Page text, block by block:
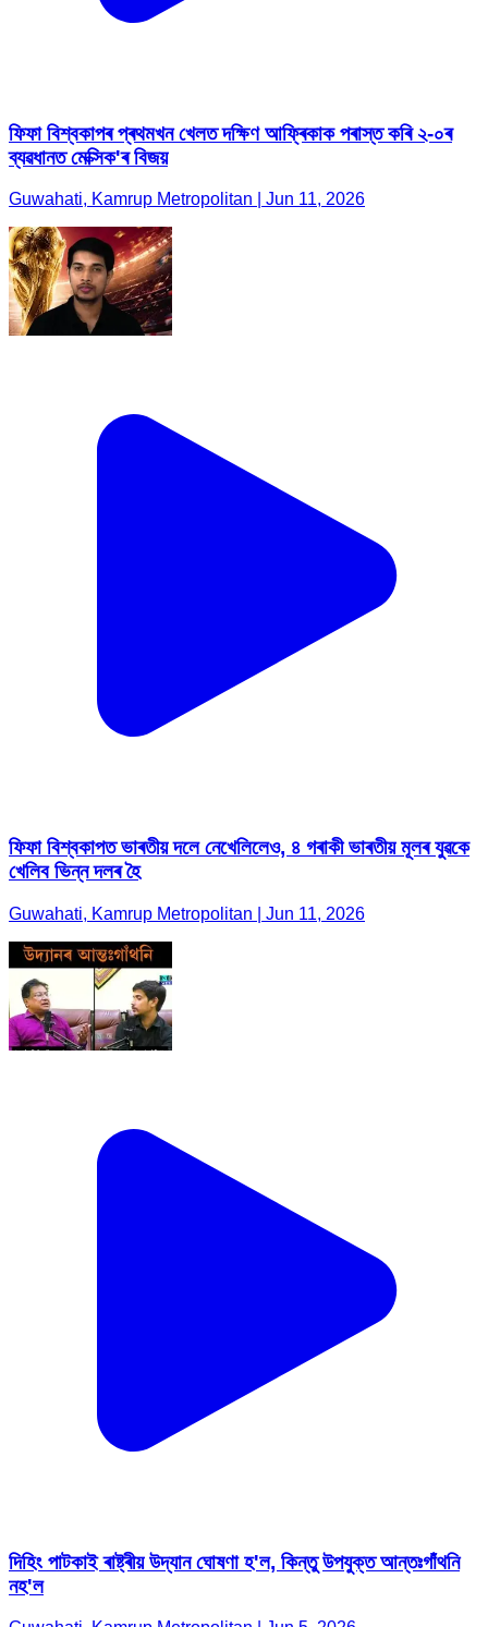
ফিফা বিশ্বকাপৰ প্ৰথমখন খেলত দক্ষিণ আফ্ৰিকাক পৰাস্ত কৰি ২-০ৰ
ব্যৱধানত মেক্সিক'ৰ বিজয়
Guwahati, Kamrup Metropolitan | Jun 11, 2026
ফিফা বিশ্বকাপত ভাৰতীয় দলে নেখেলিলেও, ৪ গৰাকী ভাৰতীয় মূলৰ যুৱকে
খেলিব ভিন্ন দলৰ হৈ
Guwahati, Kamrup Metropolitan | Jun 11, 2026
দিহিং পাটকাই ৰাষ্ট্ৰীয় উদ্যান ঘোষণা হ'ল, কিন্তু উপযুক্ত আন্তঃগাঁথনি
নহ'ল